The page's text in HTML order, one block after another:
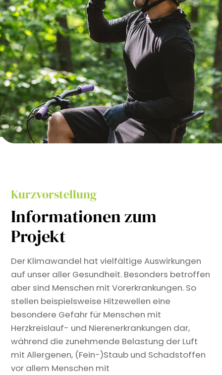
Kurzvorstellung
Informationen zum
Projekt
Der Klimawandel hat vielfältige Auswirkungen
auf unser aller Gesundheit. Besonders betroffen
aber sind Menschen mit Vorerkrankungen. So
stellen beispielsweise Hitzewellen eine
besondere Gefahr für Menschen mit
Herzkreislauf- und Nierenerkrankungen dar,
während die zunehmende Belastung der Luft
mit Allergenen, (Fein-)Staub und Schadstoffen
vor allem Menschen mit